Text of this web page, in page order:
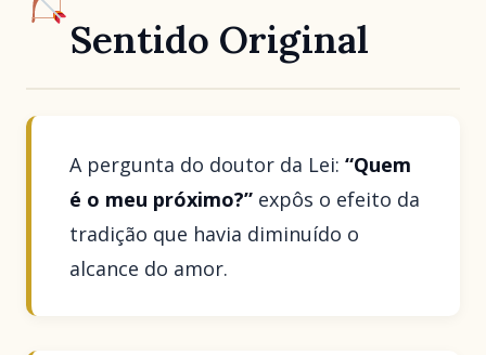
Sentido Original
A pergunta do doutor da Lei:“Quem
é o meu próximo?” expôs o efeito da
tradição que havia diminuído o
alcance do amor.